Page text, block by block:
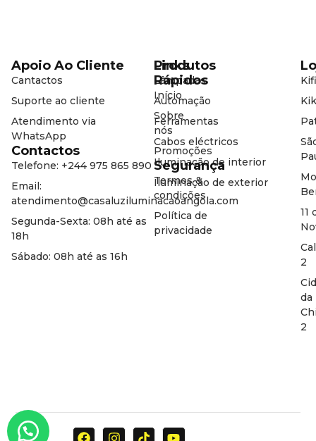
11
2
da
2
Produtos
Lâmpadas
Automação
Ferramentas
Cabos eléctricos
Iluminação de interior
Iluminação de exterior
Links
Rápidos
Início
Sobre
nós
Promoções
Segurança
Termos &
condições
Política de
privacidade
Apoio Ao Cliente
Cantactos
Suporte ao cliente
Atendimento via
WhatsApp
Contactos
Telefone: +244 975 865 890
Email:
atendimento@casaluziluminacaoangola.com
Segunda-Sexta: 08h até as
18h
Sábado: 08h até as 16h
F
I
T
Y